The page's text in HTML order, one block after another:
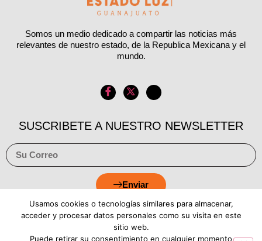
Somos un medio dedicado a compartir las noticias más
relevantes de nuestro estado, de la Republica Mexicana y el
mundo.
SUSCRIBETE A NUESTRO NEWSLETTER
Enviar
Usamos cookies o tecnologías similares para almacenar,
acceder y procesar datos personales como su visita en este
sitio web.
Puede retirar su consentimiento en cualquier momento